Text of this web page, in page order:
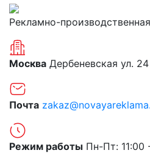
Рекламно-
Москва Дербеневская ул. 24
Почта
Режим работы Пн-Пт: 11:00